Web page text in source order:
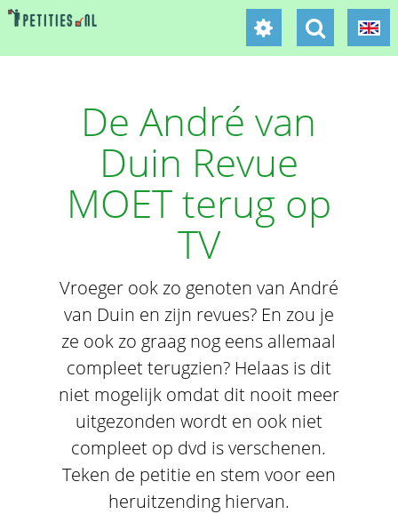
De André van
Duin Revue
MOET terug op
TV
Vroeger ook zo genoten van André
van Duin en zijn revues? En zou je
ze ook zo graag nog eens allemaal
compleet terugzien? Helaas is dit
niet mogelijk omdat dit nooit meer
uitgezonden wordt en ook niet
compleet op dvd is verschenen.
Teken de petitie en stem voor een
heruitzending hiervan.